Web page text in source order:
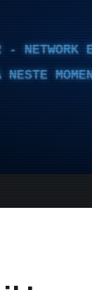
NETWORK
NESTE